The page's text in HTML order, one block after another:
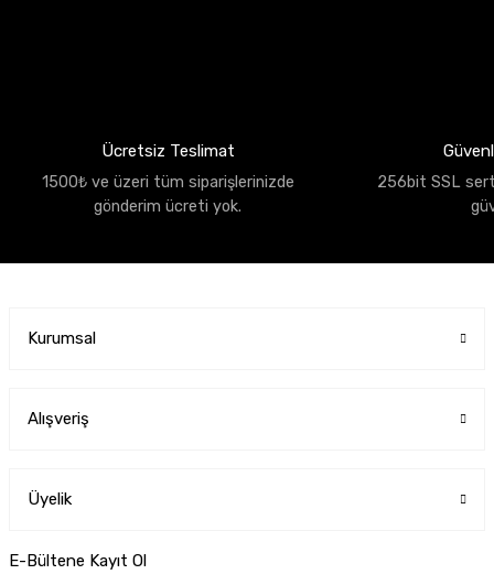
Ücretsiz Teslimat
1500₺ ve üzeri tüm siparişlerinizde
gönderim ücreti yok.
256bit SSL
Kurumsal
Alışveriş
Üyelik
E-Bültene Kayıt Ol